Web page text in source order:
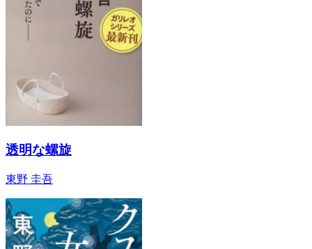
透明な螺旋
東野 圭吾